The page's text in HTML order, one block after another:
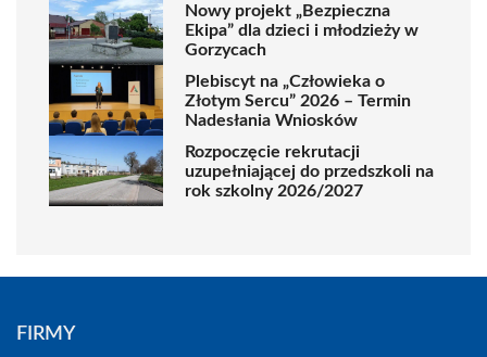
Nowy projekt „Bezpieczna
Ekipa” dla dzieci i młodzieży w
Gorzycach
Plebiscyt na „Człowieka o
Złotym Sercu” 2026 – Termin
Nadesłania Wniosków
Rozpoczęcie rekrutacji
uzupełniającej do przedszkoli na
rok szkolny 2026/2027
FIRMY